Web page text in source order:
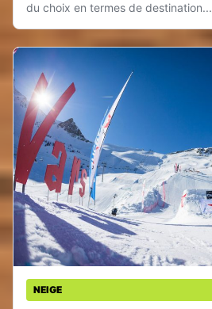
du choix en termes de destination...
NEIGE